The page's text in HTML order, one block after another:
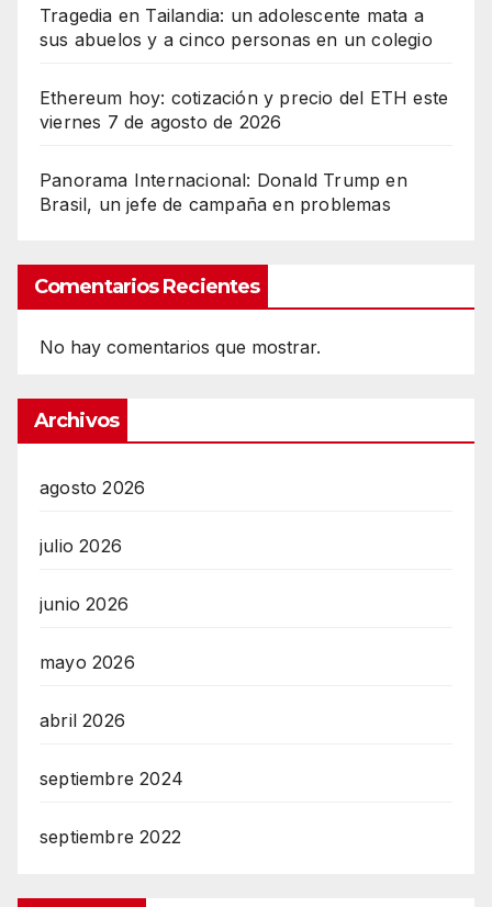
Tragedia en Tailandia: un adolescente mata a
sus abuelos y a cinco personas en un colegio
Ethereum hoy: cotización y precio del ETH este
viernes 7 de agosto de 2026
Panorama Internacional: Donald Trump en
Brasil, un jefe de campaña en problemas
Comentarios Recientes
No hay comentarios que mostrar.
Archivos
agosto 2026
julio 2026
junio 2026
mayo 2026
abril 2026
septiembre 2024
septiembre 2022